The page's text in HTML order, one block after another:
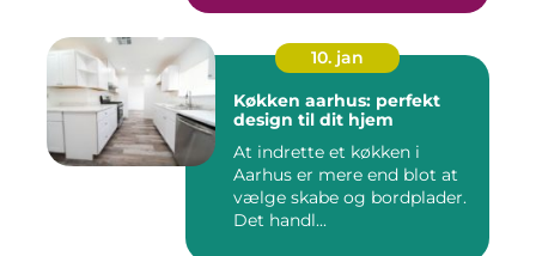
10. jan
Køkken aarhus: perfekt
design til dit hjem
At indrette et køkken i
Aarhus er mere end blot at
vælge skabe og bordplader.
Det handl...